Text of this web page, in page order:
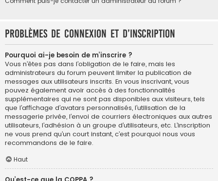
Problèmes de connexion et d’inscription
Pourquoi ai-je besoin de m’inscrire ?
Vous n’êtes pas dans l’obligation de le faire, mais les
administrateurs du forum peuvent limiter la publication de
messages aux utilisateurs inscrits. En vous inscrivant, vous
pouvez également avoir accès à des fonctionnalités
supplémentaires qui ne sont pas disponibles aux visiteurs, tels
que l’affichage d’avatars personnalisés, l’utilisation de la
messagerie privée, l’envoi de courriers électroniques aux autres
utilisateurs, l’adhésion à un groupe d’utilisateurs, etc. L’inscription
ne vous prend qu’un court instant, c’est pourquoi nous vous
recommandons de le faire.
Haut